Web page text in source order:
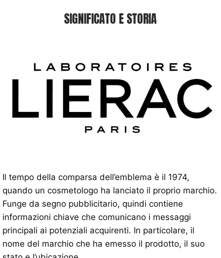
SIGNIFICATO E STORIA
Il tempo della comparsa dell’emblema è il 1974,
quando un cosmetologo ha lanciato il proprio marchio.
Funge da segno pubblicitario, quindi contiene
informazioni chiave che comunicano i messaggi
principali ai potenziali acquirenti. In particolare, il
nome del marchio che ha emesso il prodotto, il suo